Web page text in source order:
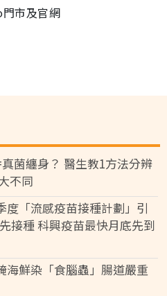
市及官網
菌纏身？ 醫生教1方法分辨
不同
度「流感疫苗接種計劃」引
接種 科興疫苗最快月底先到
海鮮染「食腦蟲」腸道嚴重